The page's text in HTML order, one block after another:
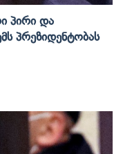
Პირი Და
Პრეზიდენტობას